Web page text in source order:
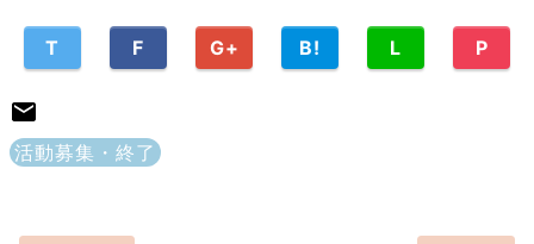
T F G+ B! L P
活動募集・終了